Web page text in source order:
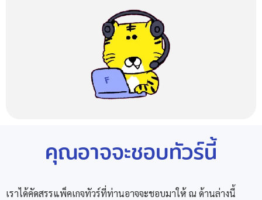
คุณอาจจะชอบทัวร์นี้
เราได้คัดสรรแพ็คเกจทัวร์ที่ท่านอาจจะชอบมาให้ ณ ด้านล่างนี้